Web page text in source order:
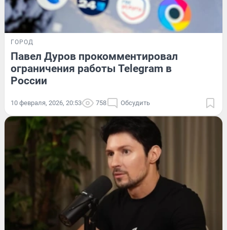
ГОРОД
Павел Дуров прокомментировал
ограничения работы Telegram в
России
10 февраля, 2026, 20:53 758 Обсудить